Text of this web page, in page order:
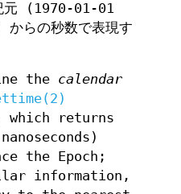
元 (1970-01-01
らの秒数で表現す
the calendar
which returns
the Epoch;
information,